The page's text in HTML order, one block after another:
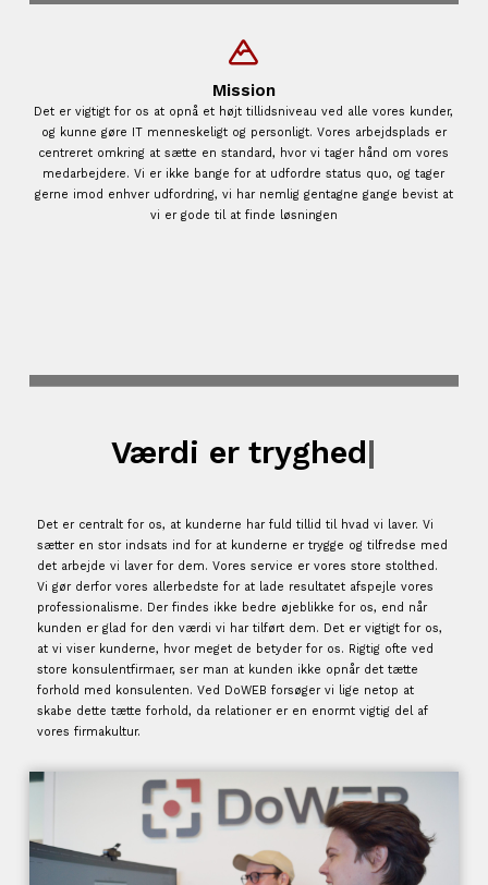
Mission
Det er vigtigt for os at opnå et højt tillidsniveau ved alle vores kunder,
og kunne gøre IT menneskeligt og personligt. Vores arbejdsplads er
centreret omkring at sætte en standard, hvor vi tager hånd om vores
medarbejdere. Vi er ikke bange for at udfordre status quo, og tager
gerne imod enhver udfordring, vi har nemlig gentagne gange bevist at
vi er gode til at finde løsningen
Værdi ertryghe|
Det er centralt for os, at kunderne har fuld tillid til hvad vi laver. Vi
sætter en stor indsats ind for at kunderne er trygge og tilfredse med
det arbejde vi laver for dem. Vores service er vores store stolthed.
Vi gør derfor vores allerbedste for at lade resultatet afspejle vores
professionalisme. Der findes ikke bedre øjeblikke for os, end når
kunden er glad for den værdi vi har tilført dem. Det er vigtigt for os,
at vi viser kunderne, hvor meget de betyder for os. Rigtig ofte ved
store konsulentfirmaer, ser man at kunden ikke opnår det tætte
forhold med konsulenten. Ved DoWEB forsøger vi lige netop at
skabe dette tætte forhold, da relationer er en enormt vigtig del af
vores firmakultur.